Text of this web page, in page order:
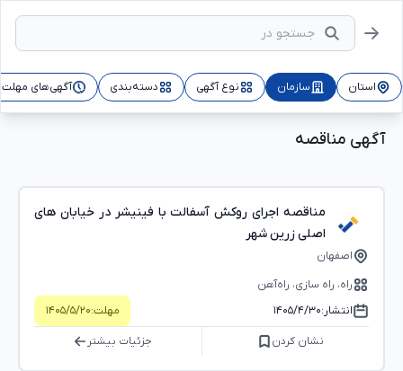
استان سازمان نوع آگهی دسته‌بندی آگهی‌های
آگهی مناقصه
مناقصه اجرای روکش آسفالت با فینیشر در خیابان های
اصلی زرین شهر
اصفهان
راه، راه‌ سازی، راه‌آهن
انتشار:۱۴۰۵/۴/۳۰ مهلت:۱۴۰۵/۵/۲۰
نشان کردن جزئیات بیشتر